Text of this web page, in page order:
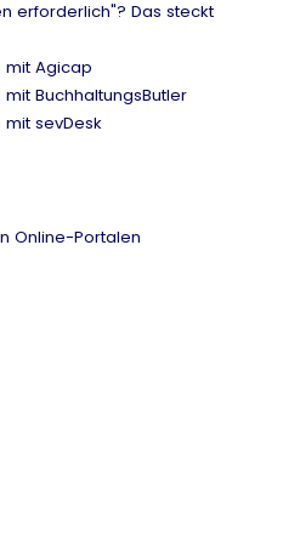
erforderlich"? Das steckt
mit Agicap
BuchhaltungsButler
sevDesk
Online-Portalen